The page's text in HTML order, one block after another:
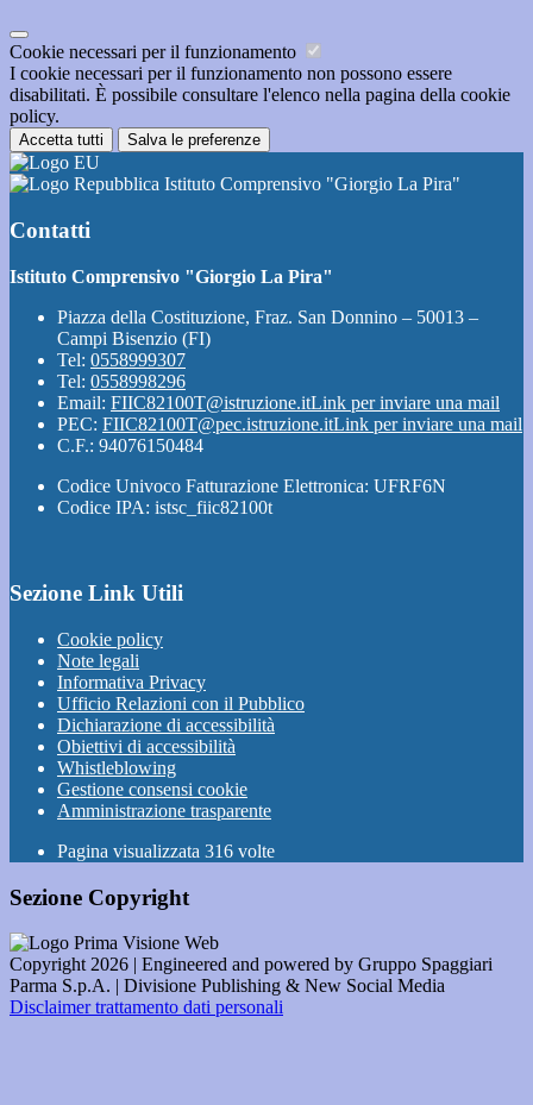
Cookie necessari per il funzionamento
I cookie necessari per il funzionamento non possono essere
disabilitati. È possibile consultare l'elenco nella pagina della cookie
policy.
Accetta tutti Salva le preferenze
Istituto Comprensivo "Giorgio La Pira"
Contatti
Istituto Comprensivo "Giorgio La Pira"
Piazza della Costituzione, Fraz. San Donnino – 50013 –
Campi Bisenzio (FI)
Tel: 0558999307
Tel: 0558998296
Email: FIIC82100T@istruzione.itLink per inviare una mail
PEC: FIIC82100T@pec.istruzione.itLink per inviare una mail
C.F.: 94076150484
Codice Univoco Fatturazione Elettronica: UFRF6N
Codice IPA: istsc_fiic82100t
Sezione Link Utili
Cookie policy
Note legali
Informativa Privacy
Ufficio Relazioni con il Pubblico
Dichiarazione di accessibilità
Obiettivi di accessibilità
Whistleblowing
Gestione consensi cookie
Amministrazione trasparente
Pagina visualizzata 316 volte
Sezione Copyright
Copyright 2026 | Engineered and powered by Gruppo Spaggiari
Parma S.p.A. | Divisione Publishing & New Social Media
Disclaimer trattamento dati personali